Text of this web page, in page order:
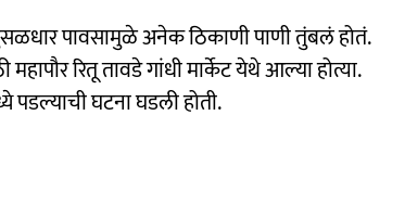
पावसामुळे अनेक ठिकाणी पाणी तुंबलं होतं.
रितू तावडे गांधी मार्केट येथे आल्या होत्या.
पडल्याची घटना घडली होती.